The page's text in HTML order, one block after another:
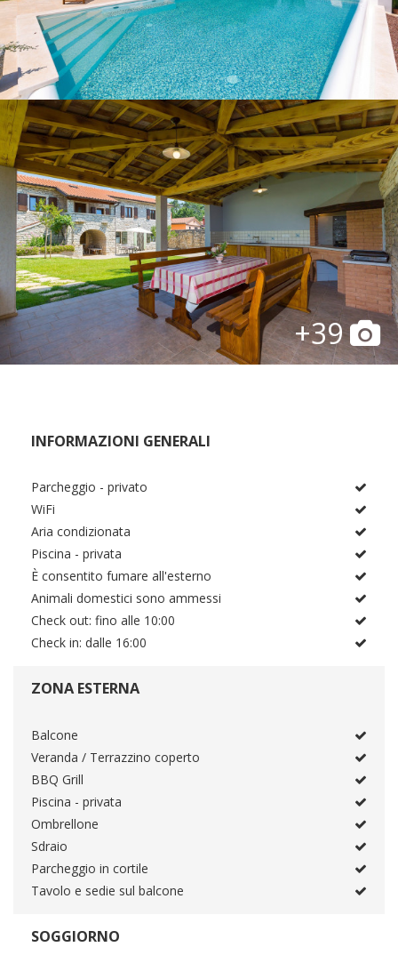
+39
INFORMAZIONI GENERALI
Parcheggio - privato
WiFi
Aria condizionata
Piscina - privata
È consentito fumare all'esterno
Animali domestici sono ammessi
Check out: fino alle 10:00
Check in: dalle 16:00
ZONA ESTERNA
Balcone
Veranda / Terrazzino coperto
BBQ Grill
Piscina - privata
Ombrellone
Sdraio
Parcheggio in cortile
Tavolo e sedie sul balcone
SOGGIORNO